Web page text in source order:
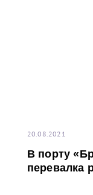
20.08.2021
В порту
перевалка